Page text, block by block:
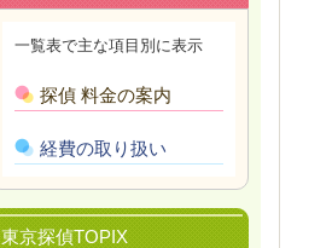
一覧表で主な項目別に表示
探偵 料金の案内
経費の取り扱い
東京探偵TOPIX